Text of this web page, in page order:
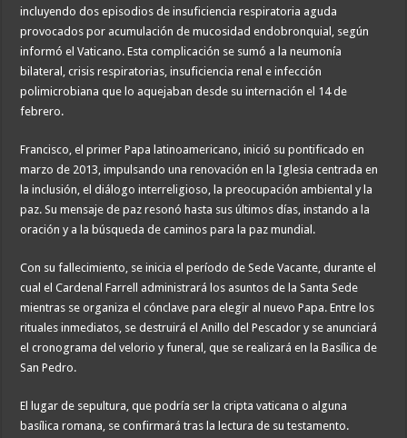
incluyendo dos episodios de insuficiencia respiratoria aguda
provocados por acumulación de mucosidad endobronquial, según
informó el Vaticano. Esta complicación se sumó a la neumonía
bilateral, crisis respiratorias, insuficiencia renal e infección
polimicrobiana que lo aquejaban desde su internación el 14 de
febrero.
Francisco, el primer Papa latinoamericano, inició su pontificado en
marzo de 2013, impulsando una renovación en la Iglesia centrada en
la inclusión, el diálogo interreligioso, la preocupación ambiental y la
paz. Su mensaje de paz resonó hasta sus últimos días, instando a la
oración y a la búsqueda de caminos para la paz mundial.
Con su fallecimiento, se inicia el período de Sede Vacante, durante el
cual el Cardenal Farrell administrará los asuntos de la Santa Sede
mientras se organiza el cónclave para elegir al nuevo Papa. Entre los
rituales inmediatos, se destruirá el Anillo del Pescador y se anunciará
el cronograma del velorio y funeral, que se realizará en la Basílica de
San Pedro.
El lugar de sepultura, que podría ser la cripta vaticana o alguna
basílica romana, se confirmará tras la lectura de su testamento.